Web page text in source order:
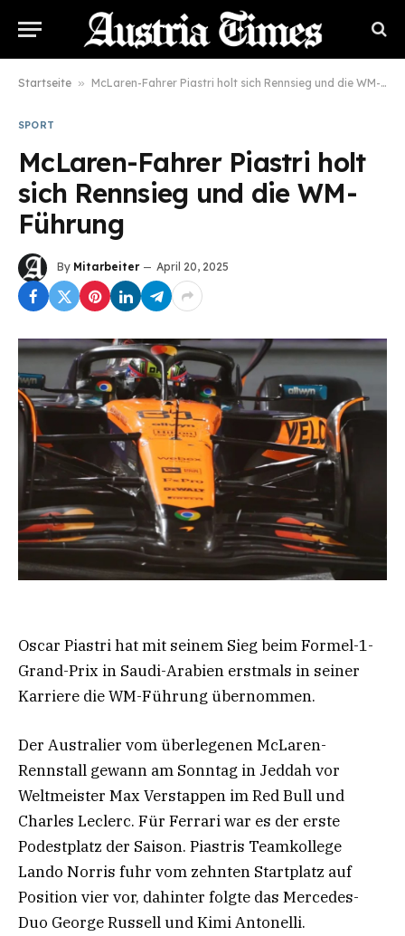
Startseite » McLaren-Fahrer Piastri holt sich Rennsieg und die WM-Führung
SPORT
McLaren-Fahrer Piastri holt
sich Rennsieg und die WM-
Führung
By Mitarbeiter April 20, 2025
Oscar Piastri hat mit seinem Sieg beim Formel-1-
Grand-Prix in Saudi-Arabien erstmals in seiner
Karriere die WM-Führung übernommen.
Der Australier vom überlegenen McLaren-
Rennstall gewann am Sonntag in Jeddah vor
Weltmeister Max Verstappen im Red Bull und
Charles Leclerc. Für Ferrari war es der erste
Podestplatz der Saison. Piastris Teamkollege
Lando Norris fuhr vom zehnten Startplatz auf
Position vier vor, dahinter folgte das Mercedes-
Duo George Russell und Kimi Antonelli.